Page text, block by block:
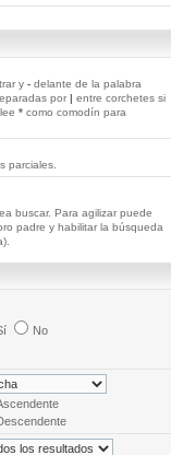
y -delante de la palabra
por | entre corchetes si
*como comodín para
parciales.
buscar. Para agilizar puede
padre y habilitar la búsqueda
No